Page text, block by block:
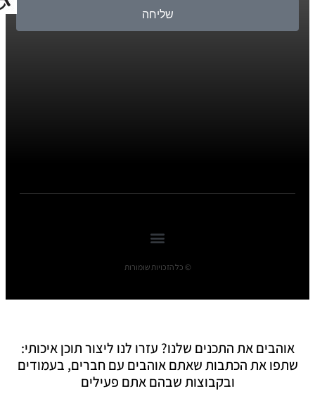
שליחה
© כל הזכויות שומורות
אוהבים את התכנים שלנו? עזרו לנו ליצור תוכן איכותי:
שתפו את הכתבות שאתם אוהבים עם חברים, בעמודים
ובקבוצות שבהם אתם פעילים